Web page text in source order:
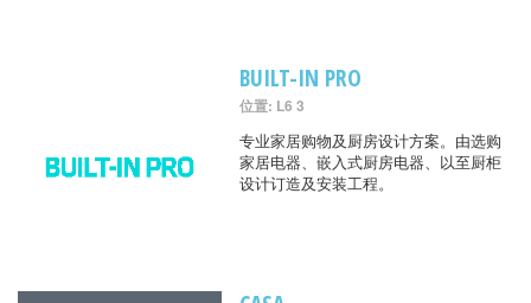
BUILT-IN PRO
位置: L6 3
专业家居购物及厨房设计方案。由选购
家居电器、嵌入式厨房电器、以至厨柜
设计订造及安装工程。